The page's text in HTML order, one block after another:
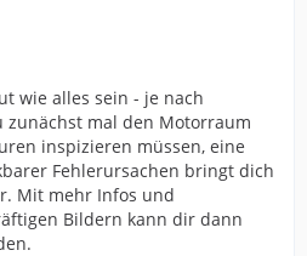
wie alles sein - je nach
mal den Motorraum
inspizieren müssen, eine
Fehlerursachen bringt dich
Mit mehr Infos und
Bildern kann dir dann